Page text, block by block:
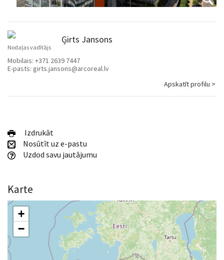
Ģirts Jansons
Nodaļas vadītājs
Mobilais: +371 2639 7447
E-pasts: girts.jansons@arcoreal.lv
Apskatīt profilu >
Izdrukāt
Nosūtīt uz e-pastu
Uzdod savu jautājumu
Karte
+
−